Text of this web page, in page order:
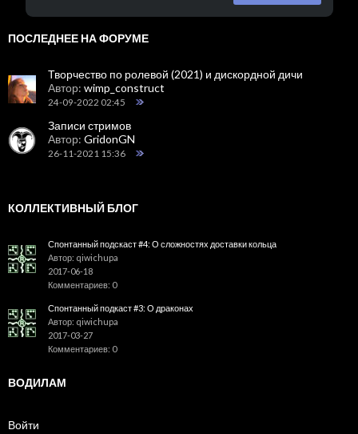
ПОСЛЕДНЕЕ НА ФОРУМЕ
Творчество по ролевой (2021) и дискордной дичи
Автор: wimp_construct
24-09-2022 02:45
Записи стримов
Автор: GridonGN
26-11-2021 15:36
КОЛЛЕКТИВНЫЙ БЛОГ
Спонтанный подскаст #4: О сложностях доставки кольца
Автор: qiwichupa
2017-06-18
Комментариев: 0
Спонтанный подкаст #3: О драконах
Автор: qiwichupa
2017-03-27
Комментариев: 0
ВОДИЛАМ
Войти